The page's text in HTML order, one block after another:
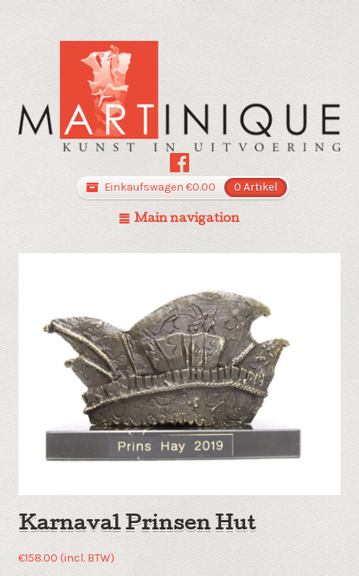
Einkaufswagen €0.00 0 Artikel
Main navigation
Karnaval Prinsen Hut
€158.00 (incl. BTW)